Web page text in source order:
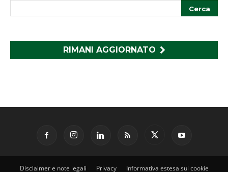
RIMANI AGGIORNATO
Disclaimer e note legali Privacy Informativa estesa sui cookie